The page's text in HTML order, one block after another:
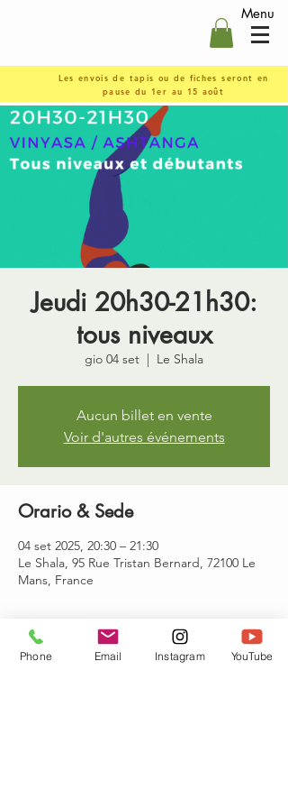
Menu
Les envois de tapis ou de fiches seront en
pause du 1er au 15 août
Jeudi 20h30-21h30:
tous niveaux
gio 04 set
  |
Le Shala
Aucun billet en vente
Voir d'autres événements
Orario & Sede
04 set 2025, 20:30 – 21:30
Le Shala, 95 Rue Tristan Bernard, 72100 Le
Mans, France
Partecipanti
Phone Email Instagram YouTube